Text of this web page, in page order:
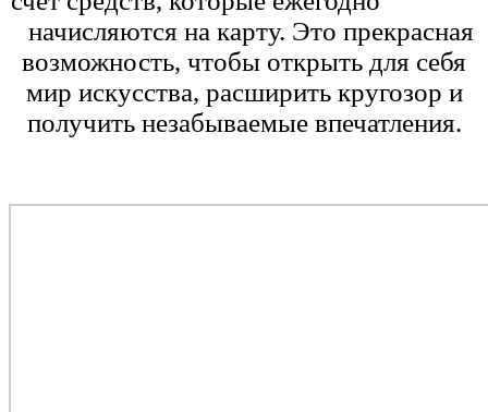
начисляются на карту. Это прекрасная
возможность, чтобы открыть для себя
мир искусства, расширить кругозор и
получить незабываемые впечатления.